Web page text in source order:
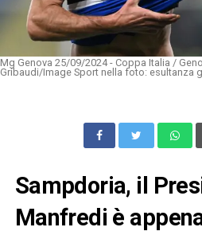
Mg Genova 25/09/2024 - Coppa Italia /
Gribaudi/Image Sport nella foto: esultanza
Sampdoria, il
Manfredi è